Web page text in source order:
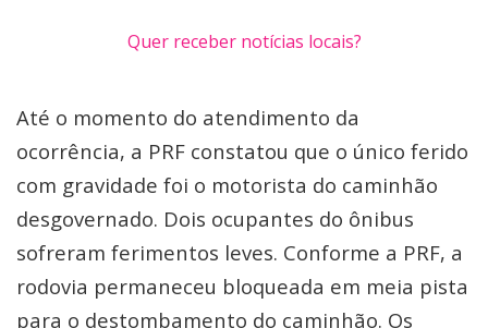
Quer receber notícias locais?
Até o momento do atendimento da
ocorrência, a PRF constatou que o único ferido
com gravidade foi o motorista do caminhão
desgovernado. Dois ocupantes do ônibus
sofreram ferimentos leves. Conforme a PRF, a
rodovia permaneceu bloqueada em meia pista
para o destombamento do caminhão. Os